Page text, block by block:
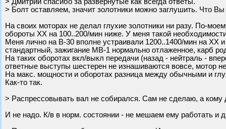
> Болт оставляем, значит золотники можно заглушить. Что
На своих моторах не делал глухие золотники ни разу. По-
обороты ХХ на 100..200/мин ниже. У меня такой
Меня лично на В-30 вполне устраивали 1200..1400/мин на ХХ
стандартный, зажигание МВ-1 нормально отлаженное, карб
На таких оборотах вкл/выкл передачи (назад - нейтраль -
ответные выступы шестерен не изнашиваются вовсе, мотор
На макс. мощности и оборотах разница между обычными и
Как-то так.
> Распрессовывать вал не собирался. Сам не сделаю, а кому
И не надо. К/в в норм. состоянии - не мешаем ему работать и